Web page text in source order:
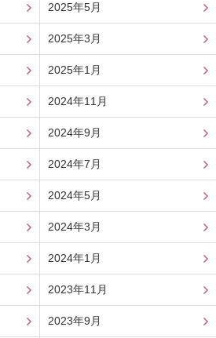
2025年5月
2025年3月
2025年1月
2024年11月
2024年9月
2024年7月
2024年5月
2024年3月
2024年1月
2023年11月
2023年9月